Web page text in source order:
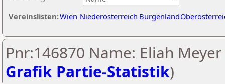
Vereinslisten:Wien Niederösterreich Burgenland
Pnr:146870 Name: Eliah Meyer
Grafik Partie-Statistik)